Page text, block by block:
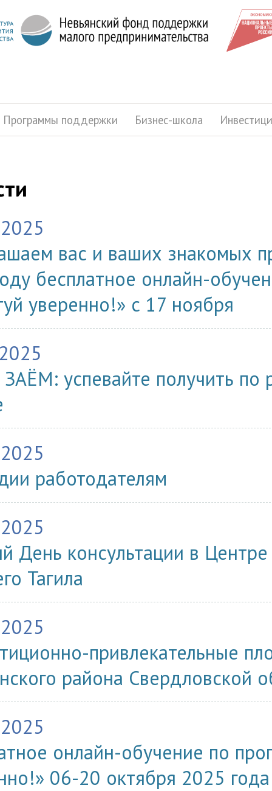
Программы поддержки Бизнес-школа
вас и ваших знакомых
бесплатное онлайн-
уверенно!» с 17 ноября
успевайте получить по
работодателям
День консультации в
Тагила
привлекательные
района Свердловской
онлайн-обучение по
06-20 октября 2025 года